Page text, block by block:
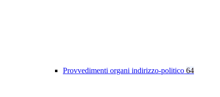
Provvedimenti organi indirizzo-politico 64